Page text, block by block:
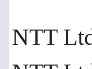
NTT